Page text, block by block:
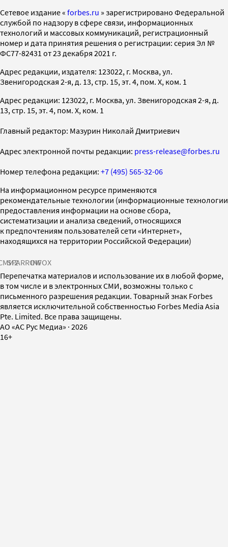
Cетевое издание « forbes.ru » зарегистрировано Федеральной
службой по надзору в сфере связи, информационных
технологий и массовых коммуникаций, регистрационный
номер и дата принятия решения о регистрации: серия Эл №
ФС77-82431 от 23 декабря 2021 г.
Адрес редакции, издателя: 123022, г. Москва, ул.
Звенигородская 2-я, д. 13, стр. 15, эт. 4, пом. X, ком. 1
Адрес редакции: 123022, г. Москва, ул. Звенигородская 2-я, д.
13, стр. 15, эт. 4, пом. X, ком. 1
Главный редактор: Мазурин Николай Дмитриевич
Адрес электронной почты редакции: press-release@forbes.ru
Номер телефона редакции: +7 (495) 565-32-06
На информационном ресурсе применяются
рекомендательные технологии (информационные технологии
предоставления информации на основе сбора,
систематизации и анализа сведений, относящихся
к предпочтениям пользователей сети «Интернет»,
находящихся на территории Российской Федерации)
SPARROWINFOX
Перепечатка материалов и использование их в любой форме,
в том числе и в электронных СМИ, возможны только с
письменного разрешения редакции. Товарный знак Forbes
является исключительной собственностью Forbes Media Asia
Pte. Limited. Все права защищены.
AO «АС Рус Медиа» · 2026
16+